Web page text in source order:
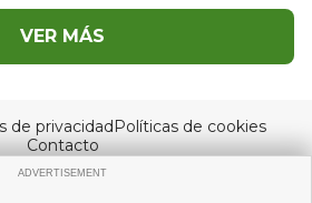
VER MÁS
de privacidadPolíticas de cookies
Contacto